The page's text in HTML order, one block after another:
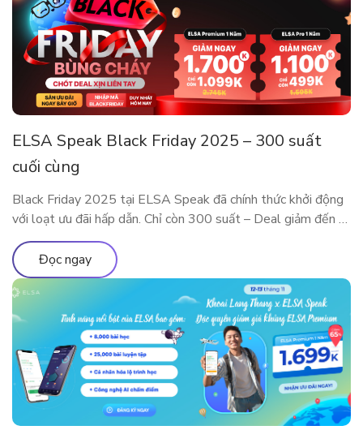
ELSA Speak Black Friday 2025 – 300 suất
cuối cùng
Black Friday 2025 tại ELSA Speak đã chính thức khởi động
với loạt ưu đãi hấp dẫn. Chỉ còn 300 suất – Deal giảm đến 5
Triệu sắp cháy hàng! Đây là dịp đặc biệt trong năm để sở
hữu các gói ELSA Premium và ELSA Pro với giá ưu đãi hiếm
có. Trải nghiệm […]
Đọc ngay